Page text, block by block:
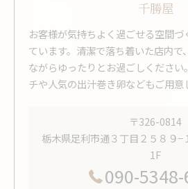
千勝屋
お客様が気持ちよく過ごせる空間
ています。清潔で落ち着いた店内で
ながらゆったりとお過ごしください
チや人気の出汁巻き卵などもご用意
〒326-0814
栃木県足利市通３丁目２５８９−
1F
090-